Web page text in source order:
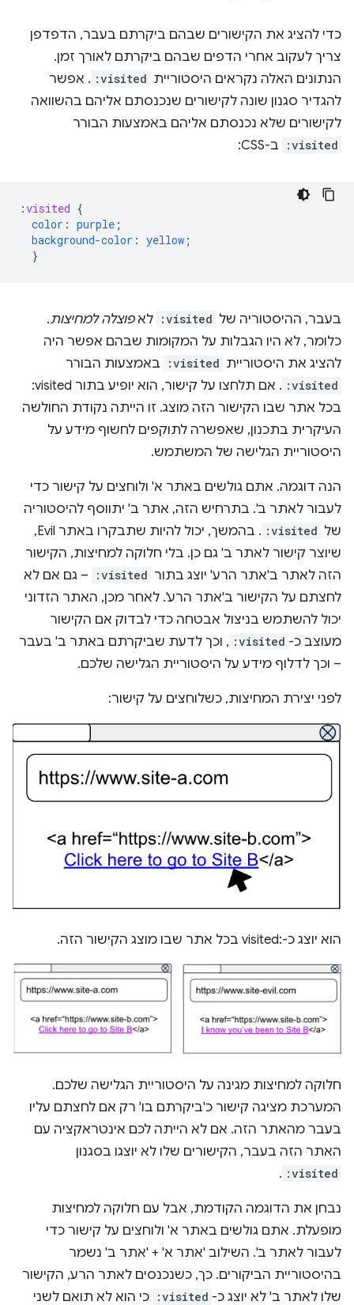
כדי להציג את הקישורים שבהם ביקרתם בעבר, הדפדפן
צריך לעקוב אחרי הדפים שבהם ביקרתם לאורך זמן.
הנתונים האלה נקראים היסטוריית :visited . אפשר
להגדיר סגנון שונה לקישורים שנכנסתם אליהם בהשוואה
לקישורים שלא נכנסתם אליהם באמצעות הבורר
:visited ב-CSS:
:visited {
color : purple ;
background-color : yellow ;
}
בעבר, ההיסטוריה של :visited לאפוצלה למחיצות.
כלומר, לא היו הגבלות על המקומות שבהם אפשר היה
להציג את היסטוריית :visited באמצעות הבורר
:visited
. אם תלחצו על קישור, הוא יופיע בתור ‎ :visited
בכל אתר שבו הקישור הזה מוצג. זו הייתה נקודת החולשה
העיקרית בתכנון, שאפשרה לתוקפים לחשוף מידע על
היסטוריית הגלישה של המשתמש.
הנה דוגמה. אתם גולשים באתר א' ולוחצים על קישור כדי
לעבור לאתר ב'. בתרחיש הזה, אתר ב' יתווסף להיסטוריה
של :visited
. בהמשך, יכול להיות שתבקרו באתר Evil,
שיוצר קישור לאתר ב' גם כן. בלי חלוקה למחיצות, הקישור
הזה לאתר ב'אתר הרע' יוצג בתור :visited
– גם אם לא
לחצתם על הקישור ב'אתר הרע'. לאחר מכן, האתר הזדוני
יכול להשתמש בניצול אבטחה כדי לבדוק אם הקישור
מעוצב כ- :visited , וכך לדעת שביקרתם באתר ב' בעבר
– וכך לדלוף מידע על היסטוריית הגלישה שלכם.
לפני יצירת המחיצות, כשלוחצים על קישור:
הוא יוצג כ-:visited בכל אתר שבו מוצג הקישור הזה.
חלוקה למחיצות מגינה על היסטוריית הגלישה שלכם.
המערכת מציגה קישור כ'ביקרתם בו' רק אם לחצתם עליו
בעבר מהאתר הזה. אם לא הייתה לכם אינטראקציה עם
האתר הזה בעבר, הקישורים שלו לא יוצגו בסגנון
:visited
.
נבחן את הדוגמה הקודמת, אבל עם חלוקה למחיצות
מופעלת. אתם גולשים באתר א' ולוחצים על קישור כדי
לעבור לאתר ב'. השילוב 'אתר א' + 'אתר ב' נשמר
בהיסטוריית הביקורים. כך, כשנכנסים לאתר הרע, הקישור
שלו לאתר ב' לא יוצג כ- :visited כי הוא לא תואם לשני